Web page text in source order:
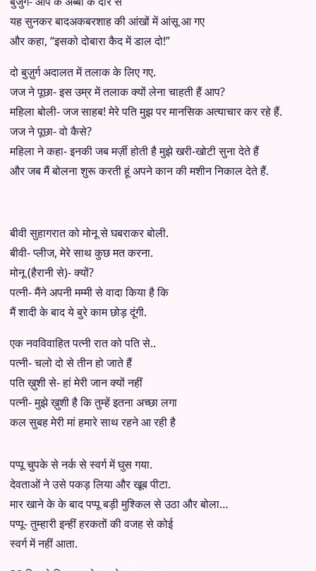
यह सुनकर बादअकबरशाह की आंखों में आंसू आ गए
और कहा, “इसको दोबारा कैद में डाल दो!”
दो बुज़ुर्ग अदालत में तलाक के लिए गए.
जज ने पूछा- इस उम्र में तलाक क्यों लेना चाहती हैं आप?
महिला बोली- जज साहब! मेरे पति मुझ पर मानसिक अत्याचार कर रहे हैं.
जज ने पूछा- वो कैसे?
महिला ने कहा- इनकी जब मर्ज़ी होती है मुझे खरी-खोटी सुना देते हैं
और जब मैं बोलना शुरू करती हूं अपने कान की मशीन निकाल देते हैं.
बीवी सुहागरात को मोनू से घबराकर बोली.
बीवी- प्लीज, मेरे साथ कुछ मत करना.
मोनू (हैरानी से)- क्यों?
पत्नी- मैंने अपनी मम्मी से वादा किया है कि
मैं शादी के बाद ये बुरे काम छोड़ दूंगी.
एक नवविवाहित पत्नी रात को पति से..
पत्नी- चलो दो से तीन हो जाते हैं
पति ख़ुशी से- हां मेरी जान क्यों नहीं
पत्नी- मुझे ख़ुशी है कि तुम्हें इतना अच्छा लगा
कल सुबह मेरी मां हमारे साथ रहने आ रही है
पप्पू चुपके से नर्क से स्वर्ग में घुस गया.
देवताओं ने उसे पकड़ लिया और खूब पीटा.
मार खाने के के बाद पप्पू बड़ी मुश्किल से उठा और बोला…
पप्पू- तुम्हारी इन्हीं हरकतों की वजह से कोई
स्वर्ग में नहीं आता.